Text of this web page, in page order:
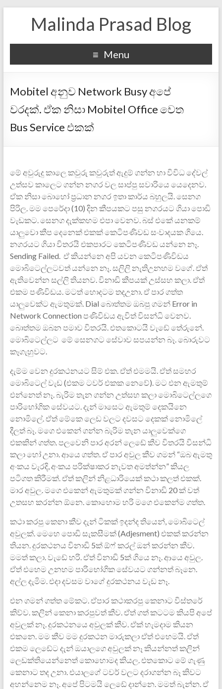
Malinda Prasad Blog
Menu
Mobitel අනුව Network Busy අපේ
වරදක්. ඒක නිසා Mobitel Office වෙත
Bus Service එකක්
මේ අවුරුදු කාලෙ කවුරු කවුරුත් ඇදුම් ගන්න හා විවිධ දේවල්
උත්සව කාලෙට ගන්න නගර වල සාප්පු සවා‍රියෙ යෙදෙනව.
ඒක නිසා බොහෝ ප්‍රධාන නගර ඉතා කාර්ය බහුලයි. සෙනග
පිරිල. මම ‍පෙරේදා (10) දින කීපයකට පසු නගරයට ගියා පොඩි
වැඩක‍ට. සෙනග දැක්කහම එපා වෙනව. බස් එකේ යනකම්
‍යාලුවො කීප දෙනෙක් එකක් කෙටිපණිවඩ සංවාදයක ගියෙ.
නගරයට ගියා විතරයි එකපාරට කෙටිපණිවඩ යන්නෙ නෑ.
Sending Failed. ඒ කියන්නෙ අපි යවන කෙටිපණිවිඩය
මොබිටෙල්ලටවත් යන්නෙ නෑ. සලිලි නැතිඋනහම වගේ. ඒත්
ඇතිවෙන්න සල්ලි තියනව. විනාඩි කීපයක් උස්සහ කලා. ඒත්
එකම පණිවිඩය. මටත් හොදටම තදඋ‍නා. ඒ පාර ගත්ත
යාලුවෙක්ට ඇමතුමක්. Dial බොත්තම ඔබපු ගමන් Error in
Network Connection පණිවිඩය ඇවිත් විසන්ධි වෙනව.
බොත්තම ඔබන පමාව විතරයි. එතකොටයි වැඩේ තේරුනේ.
මොබිටෙල්ලට මේ සෙනගට සේවාව සපයන්න බෑ. බොරුවට
කෑගැහුවට.
දැම්ම වෙන දුරකථනයට සිම් එක. ඒත් එමමයි. ඒත් සමහර
මොබිටෙල් වැඩ‍ (එකම ටවර් එකක නෙවේ). මට එන ඇමතුම්
එන්නෙත් නෑ. බැරිම තැන ගන්න උත්සහ කලා මොබිටෙල්ලගෙ
පාරිභෝගික සේවයට. දැන් මාසෙට ඇමතුම් දෙකයිනෙ
නොමිලේ. ඒත් මේකෙ ලෙඩ වලට දවසට දෙකක් නොමිලේ
දීලත් බෑ. මගෙ එකෙන් ගන්න බැරිම තැන යාලුවෙක්ගෙ
එකකින් ගත්ත. පලවෙනි පාර අරන් ලෙඩේ කීව විතරයි විසන්ධි
කලා හෝ උනා. ආයෙ ගත්ත. ඒ පාර අවුල කීව ගමන් “ඔබ ඇමතු
අංකය වැරදි, අංකය පරික්ෂාකර නැවත අමත්න්න” කියල
පටිගත කිරීමක්. ඒත් කලින් නිළධාරියෙක් කථා කලත් එකක්.
මාර අවුල. මගෙ එකෙන් ඇමතුමක් ගන්න විනාඩි 20 ක් වත්
උතසහ කරන්න ඕනෙ. කොහොම හරි මගෙ එකෙන්ම ගත්ත.
කථා කරපු කෙනා කීව දැන් ටිකක් ඉදන්ද තියෙන්, මොබිටෙල්
අවුලක්. මෙහෙ පොඩි සැකසීමක් (Adjesment) එකක් කරන්න
තියන. දුරකථනය විනාඩි 5ක් ඕෆ් කරල් ඔන් කරන්න කීව.
මමත් කලා. වැඩේ හරි. ඒත් විනාඩි 5ක් ගියෙ නෑ. ආයෙ අවුල.
ඒත් එහෙම උනහම පාරිභෝගික සේවයට ගන්නත් බෑනෙ.
අල්ල දැමිම. එදා දවසම වාගේ දුරකථනය වැඩ නෑ.
එන ගමන් ගත්ත මේකට. ඒපාර කථාකරපු කෙනාට විස්තරේ
කිව්ව. කලින් කෙනා කරපුවත් කීව. ඒත් ගත් කටටම කියපි අපේ
අවුලක් නෑ. දුරකථනයෙ අවුලක් කීව. ඒක් හැමදාම කියන
එ‍කනෙ. මම කීව මම දුරකථන මාරුකලා ඒත් එහෙමයි. ඒත්
එකම ලෙ‍‍ඩේට දැන් ඔයාලගෙ අවුලක් නෑ කියන්නත් කලින්
ලෙඩක්තියෙන්නෙත් කොහොමද කියල. එතකොට මේ ගැණු
කෙනාට තද උනා. එයාලගේ ටවර් වලට දරාගන්න බෑ කිවට
අහන්නෙම නෑ. අපේ පිටමයි ලෙඩේ දාන්නෙ. මමත් බැන්න. ඒ